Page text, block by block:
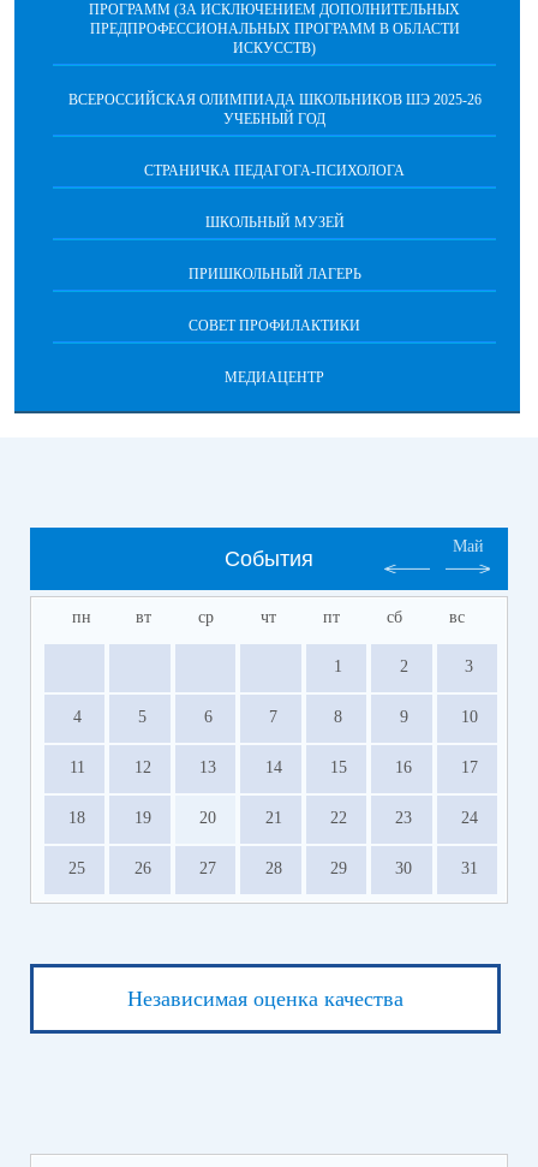
ПРОГРАММ (ЗА ИСКЛЮЧЕНИЕМ ДОПОЛНИТЕЛЬНЫХ
ПРЕДПРОФЕССИОНАЛЬНЫХ ПРОГРАММ В ОБЛАСТИ
ИСКУССТВ)
ВСЕРОССИЙСКАЯ ОЛИМПИАДА ШКОЛЬНИКОВ ШЭ 2025-26
УЧЕБНЫЙ ГОД
СТРАНИЧКА ПЕДАГОГА-ПСИХОЛОГА
ШКОЛЬНЫЙ МУЗЕЙ
ПРИШКОЛЬНЫЙ ЛАГЕРЬ
СОВЕТ ПРОФИЛАКТИКИ
МЕДИАЦЕНТР
События
Май
пн вт ср чт пт сб вс
1 2 3
4 5 6 7 8 9 10
11 12 13 14 15 16 17
18 19 20 21 22 23 24
25 26 27 28 29 30 31
Независимая оценка качества